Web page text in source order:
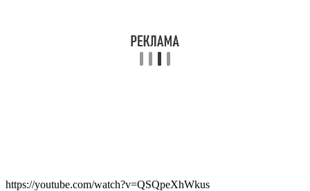
https://youtube.com/watch?v=QSQpeXhWkus